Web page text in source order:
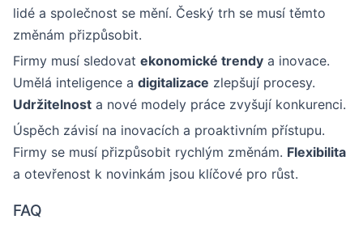
lidé a společnost se mění. Český trh se musí těmto
změnám přizpůsobit.
Firmy musí sledovat ekonomické trendy a inovace.
Umělá inteligence a digitalizace zlepšují procesy.
Udržitelnost a nové modely práce zvyšují konkurenci.
Úspěch závisí na inovacích a proaktivním přístupu.
Firmy se musí přizpůsobit rychlým změnám. Flexibilita
a otevřenost k novinkám jsou klíčové pro růst.
FAQ